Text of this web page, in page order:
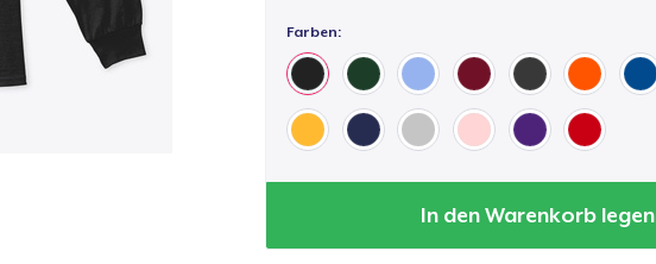
Farben:
In den Warenkorb legen